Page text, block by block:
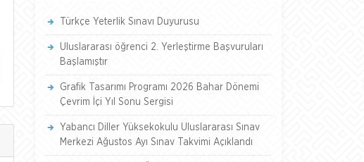
Türkçe Yeterlik Sınavı Duyurusu
Uluslararası öğrenci 2. Yerleştirme Başvuruları
Başlamıştır
Grafik Tasarımı Programı 2026 Bahar Dönemi
Çevrim İçi Yıl Sonu Sergisi
Yabancı Diller Yüksekokulu Uluslararası Sınav
Merkezi Ağustos Ayı Sınav Takvimi Açıklandı